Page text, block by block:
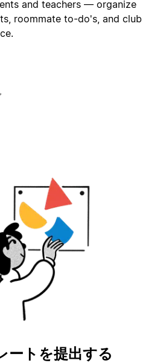
and teachers — organize
roommate to-do's, and club
ートを提出する